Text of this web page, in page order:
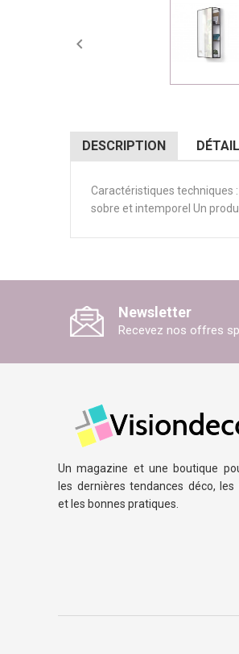

DESCRIPTION
Caractéristiques techniques
sobre et intemporel Un
Newsletter
Recevez nos offres
Un magazine et une boutique
les dernières tendances déco, les
et les bonnes pratiques.